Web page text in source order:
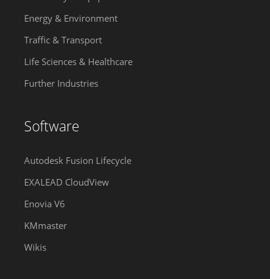
Energy & Environment
Traffic & Transport
Life Sciences & Healthcare
Further Industries
Software
Autodesk Fusion Lifecycle
EXALEAD CloudView
Enovia V6
KMmaster
Wikis